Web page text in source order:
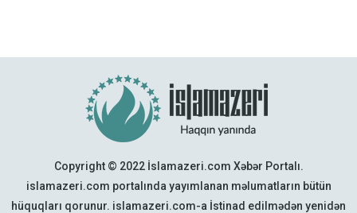
Copyright © 2022 İslamazeri.com Xəbər Portalı.
islamazeri.com portalında yayımlanan məlumatların bütün
hüquqları qorunur. islamazeri.com-a İstinad edilmədən yenidən